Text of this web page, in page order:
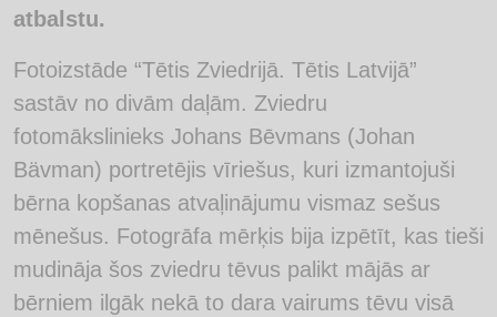
atbalstu.
Fotoizstāde “Tētis Zviedrijā. Tētis Latvijā”
sastāv no divām daļām. Zviedru
fotomākslinieks Johans Bēvmans (Johan
Bävman) portretējis vīriešus, kuri izmantojuši
bērna kopšanas atvaļinājumu vismaz sešus
mēnešus. Fotogrāfa mērķis bija izpētīt, kas tieši
mudināja šos zviedru tēvus palikt mājās ar
bērniem ilgāk nekā to dara vairums tēvu visā